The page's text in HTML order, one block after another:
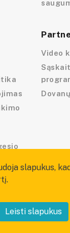
Video
—
slapukus,
Leisti slapukus